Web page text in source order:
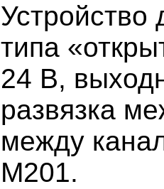
Устройство
типа
24 В,
развязка
между
М201.